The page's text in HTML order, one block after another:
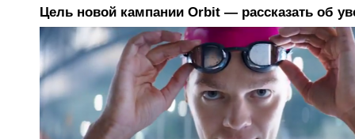
Цель новой кампании Orbit — рассказать об